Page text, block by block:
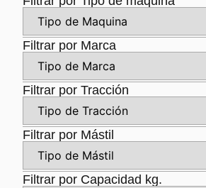
Filtrar por Marca
Filtrar por Tracción
Filtrar por Mástil
Filtrar por Capacidad kg.